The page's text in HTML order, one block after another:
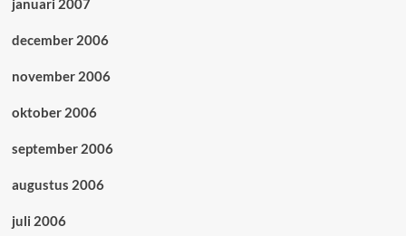
januari 2007
december 2006
november 2006
oktober 2006
september 2006
augustus 2006
juli 2006